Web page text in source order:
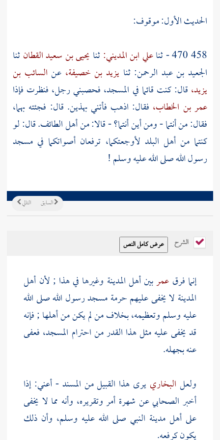
الحديث الأول: موقوف:
458 470 - ثنا
علي ابن المديني:ثنا يحيى بن سعيد القطانثنا
الجعيد بن عبد الرحمن:ثنا يزيد بن خصيفة، عن السائب بن
يزيد، قال: كنت قائما في المسجد، فحصبني رجل، فنظرت فإذا
عمر بن الخطاب، فقال: اذهب فأتني بهذين. قال: فجئته بهما،
فقال: من أنتما - ومن أين أنتما؟ - قالا: من أهلالطائف.قال: لو
كنتما من أهل البلد لأوجعتكما، ترفعان أصواتكما في مسجد
رسول الله صلى الله عليه وسلم !
التالي السابق
الشرح
إنما فرق عمربين أهلالمدينة وغيرها في هذا ; لأن أهل
المدينة لا يخفى عليهم حرمةمسجد رسول الله صلى الله
عليه وسلموتعظيمه، بخلاف من لم يكن من أهلها ; فإنه
قد يخفى عليه مثل هذا القدر من احترام المسجد، فعفى
عنه بجهله.
ولعل البخاري يرى هذا القبيل من المسند - أعني: إذا
أخبر الصحابي عن شهرة أمر وتقريره، وأنه مما لا يخفى
علىأهل مدينة النبي صلى الله عليه وسلم، وأن ذلك
يكون كرفعه.